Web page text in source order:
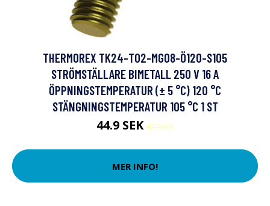
THERMOREX TK24-T02-MG08-Ö120-S105
STRÖMSTÄLLARE BIMETALL 250 V 16 A
ÖPPNINGSTEMPERATUR (± 5 °C) 120 °C
STÄNGNINGSTEMPERATUR 105 °C 1 ST
44.9 SEK47.9 SEK
MER INFO!